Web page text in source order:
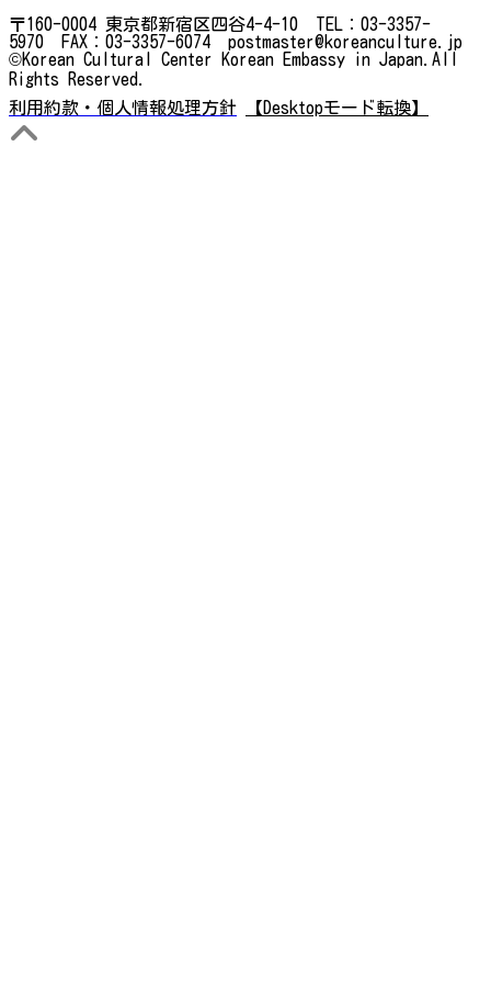
〒160-0004 東京都新宿区四谷4-4-10 TEL：03-3357-
5970 FAX：03-3357-6074 postmaster@koreanculture.jp
©Korean Cultural Center Korean Embassy in Japan.All
Rights Reserved.
利用約款・個人情報処理方針
【Desktopモード転換】